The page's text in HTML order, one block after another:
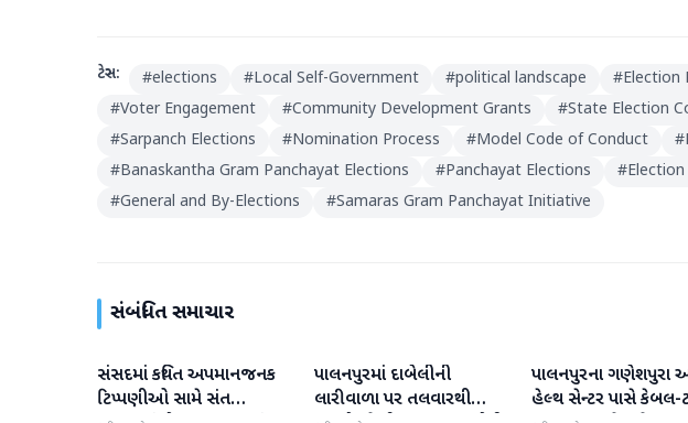
ટેગ્સ: #elections #Local Self-Government #political landscape #Election
#Voter Engagement #Community Development Grants #State Election
#Sarpanch Elections #Nomination Process #Model Code of Conduct #
#Banaskantha Gram Panchayat Elections #Panchayat Elections #
#General and By-Elections #Samaras Gram Panchayat Initiative
સંબંધિત સમાચાર
બનાસકાંઠા
સંસદમાં કથિત અપમાનજનક
ટિપ્પણીઓ સામે સંત
બનાસકાંઠા
પાલનપુરમાં દાબેલીની
લારીવાળા પર તલવારથી
બનાસકાંઠા
પાલનપુરના ગણેશપુરા
હેલ્થ સેન્ટર પાસે કેબલ-